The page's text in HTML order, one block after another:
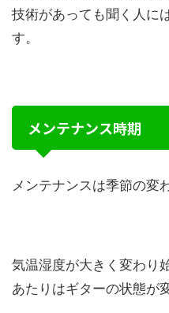
技術があっても聞く人に
す。
メンテナンス時期
メンテナンスは季節の変
気温湿度が大きく変わり
あたりはギターの状態が